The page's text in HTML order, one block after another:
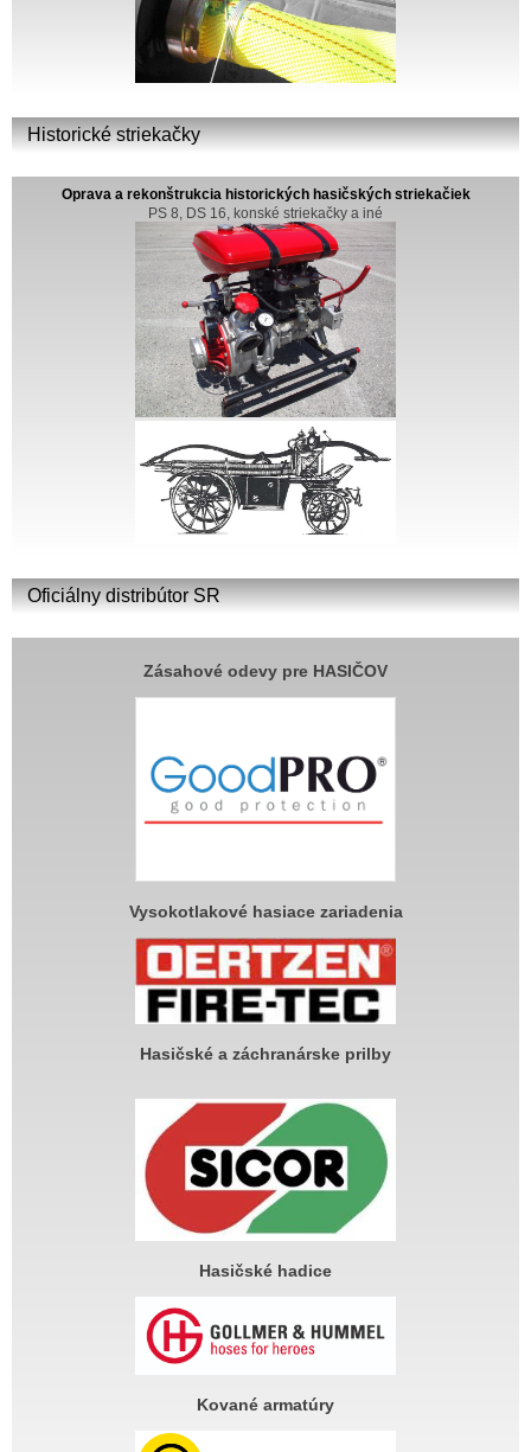
Historické striekačky
Oprava a rekonštrukcia historických hasičských striekačiek
PS 8, DS 16, konské striekačky a iné
Oficiálny distribútor SR
Zásahové odevy pre HASIČOV
Vysokotlakové hasiace zariadenia
Hasičské a záchranárske prilby
Hasičské hadice
Kované armatúry